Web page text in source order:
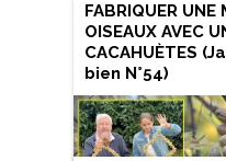
FABRIQUER UNE
OISEAUX AVEC
CACAHUÈTES
bien N°54)